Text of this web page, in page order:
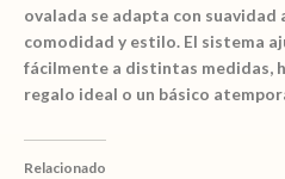
ovalada se adapta con suavidad
comodidad y estilo. El sistema
fácilmente a distintas medidas,
regalo ideal o un básico
Relacionado